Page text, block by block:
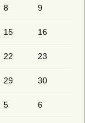
8 9
15 16
22 23
29 30
5 6